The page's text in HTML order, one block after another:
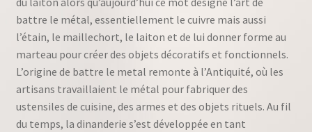
battre le métal, essentiellement le cuivre mais aussi
l’étain, le maillechort, le laiton et de lui donner forme au
marteau pour créer des objets décoratifs et fonctionnels.
L’origine de battre le metal remonte à l’Antiquité, où les
artisans travaillaient le métal pour fabriquer des
ustensiles de cuisine, des armes et des objets rituels. Au fil
du temps, la dinanderie s’est développée en tant